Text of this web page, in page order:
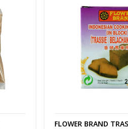
FLOWER BRAND